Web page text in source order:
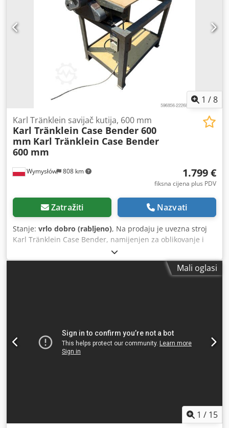
1 /8
Wymysłów 808 km
Karl Tränklein savijač kutija, 600 mm
Karl Tränklein Case Bender 600
mm Karl Tränklein Case Bender
600 mm
1.799 €
fiksna cijena plus PDV
Zatražiti Nazvati
Stanje: vrlo dobro (rabljeno), Na prodaju je uvezna stroj
Karl Tränklein Case Bender, namijenjen za oblikovanje i
savijanje hrbata korica knjiga u tvrdom uvezu. Uređaj daje
koricama odgovarajući radijus, što omogućuje savršeno
prianjanje uz knjižni blok. Stroj je opremljen podesivim
Stabilna lijevana konstrukcija Električni pogon Radni stol
Stanje: rabljeno Primjena: Cjdpfsziwnbox Alyerf
proizvodnja knjiga u tvrdom uvezu, uvezne radionice,
Mali oglasi
1 / 15